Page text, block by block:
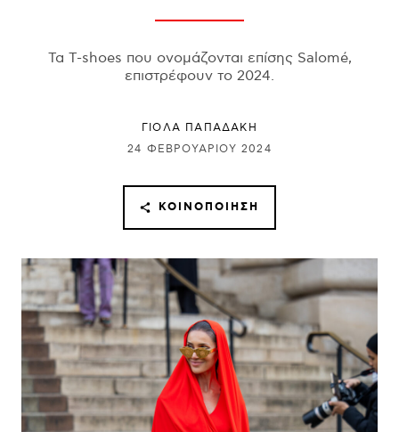
Τα Τ-shoes που ονομάζονται επίσης Salomé,
επιστρέφουν το 2024.
ΓΙΌΛΑ ΠΑΠΑΔΆΚΗ
24 ΦΕΒΡΟΥΑΡΊΟΥ 2024
ΚΟΙΝΟΠΟΊΗΣΗ